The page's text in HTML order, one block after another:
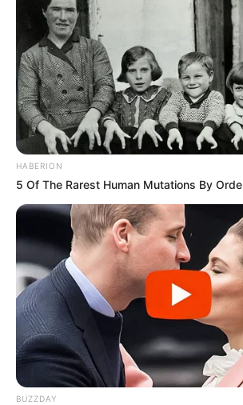
Gaststätten und Restaurants sind auch
zu finden. Aber dort gibt es Geotracking
Cookietracking. Dieses Angebot ist
genießen. Außerdem werden die
nicht gepflegt, weshalb dort zunehmend
eingetragen sind, die nicht mehr
Wäre es nicht besser, wenn sich die
Generäle mit Knüppeln gegenseitig
statt mit ihren Herdenarmeen so viele
zu ermorden?
HABERION
5 Of The Rarest Human Mutations By
BUZZDAY